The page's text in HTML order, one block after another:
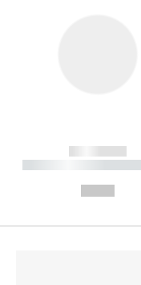
------------
----------- -----------